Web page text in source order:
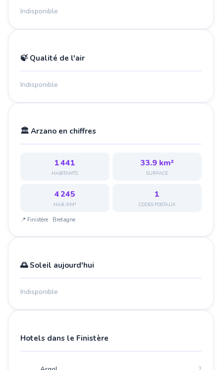
Indisponible
🍃 Qualité de l'air
Indisponible
🏛️ Arzano en chiffres
1 441
HABITANTS
33.9 km²
SURFACE
4 245
HAB./KM²
1
CODES POSTAUX
📍 Finistère · Bretagne
🌅 Soleil aujourd'hui
Indisponible
Hotels dans le Finistère